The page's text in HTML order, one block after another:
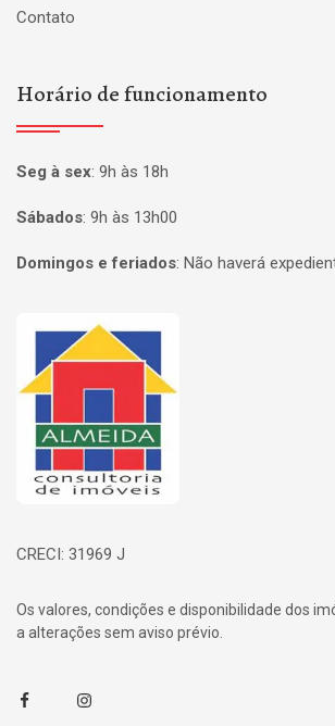
Contato
Horário de funcionamento
Seg à sex: 9h às 18h
Sábados: 9h às 13h00
Domingos e feriados: Não haverá
Página inicial
CRECI: 31969 J
Os valores, condições e disponibilidade dos
a alterações sem aviso prévio.
FacebookInstagram